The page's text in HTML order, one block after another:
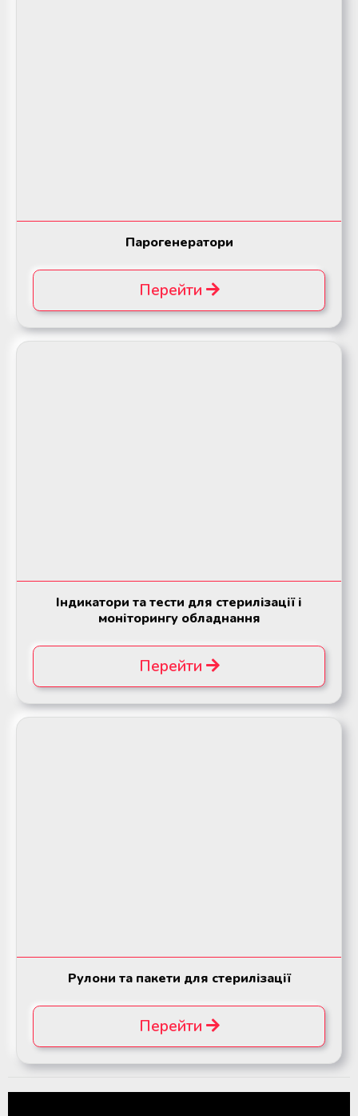
Парогенератори
Перейти
Індикатори та тести для стерилізації і
моніторингу обладнання
Перейти
Рулони та пакети для стерилізації
Перейти